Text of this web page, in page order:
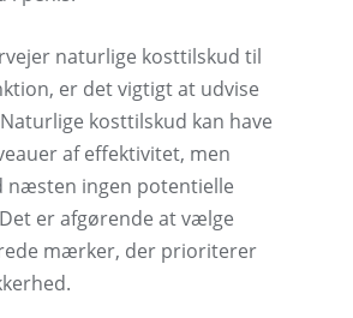
naturlige kosttilskud til
er det vigtigt at udvise
kosttilskud kan have
af effektivitet, men
næsten ingen potentielle
er afgørende at vælge
mærker, der prioriterer